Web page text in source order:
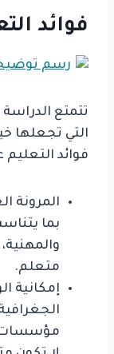
فوائد
تتمتع
التي تجعلها
فوائد
المرونة
بما
متعلم.
إمكانية
مؤسسات